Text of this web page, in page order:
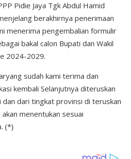
Pidie Jaya Tgk Abdul Hamid
berakhirnya penerimaan
menerima pengembalian formulir
bakal calon Bupati dan Wakil
2024-2029.
sudah kami terima dan
kembali Selanjutnya diteruskan
dan dari tingkat provinsi di teruskan
menentukan sesuai
(*)